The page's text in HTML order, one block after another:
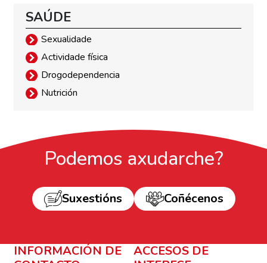
SAÚDE
Sexualidade
Actividade física
Drogodependencia
Nutrición
Podemos axudarche?
Suxestións Coñécenos
INFORMACIÓN DE
ACCESOS DE